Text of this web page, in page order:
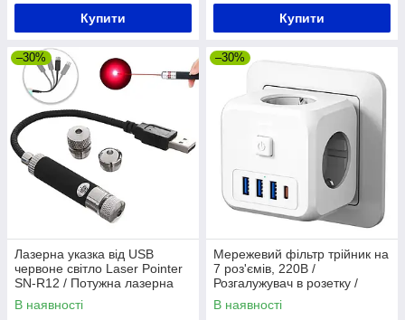
Купити Купити
–30%
Лазерна указка від USB
червоне світло Laser Pointer
SN-R12 / Потужна лазерна
юсб указка з насадками
В наявності
–30%
Мережевий фільтр трійник на
7 роз'ємів, 220В /
Розгалужувач в розетку /
Трійник з юсб / Мережевий
адаптер
В наявності